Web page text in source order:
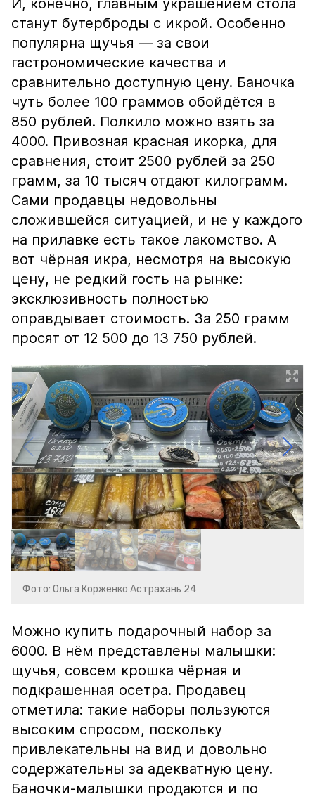
И, конечно, главным украшением стола
станут бутерброды с икрой. Особенно
популярна щучья — за свои
гастрономические качества и
сравнительно доступную цену. Баночка
чуть более 100 граммов обойдётся в
850 рублей. Полкило можно взять за
4000. Привозная красная икорка, для
сравнения, стоит 2500 рублей за 250
грамм, за 10 тысяч отдают килограмм.
Сами продавцы недовольны
сложившейся ситуацией, и не у каждого
на прилавке есть такое лакомство. А
вот чёрная икра, несмотря на высокую
цену, не редкий гость на рынке:
эксклюзивность полностью
оправдывает стоимость. За 250 грамм
просят от 12 500 до 13 750 рублей.
Фото: Ольга Корженко Астрахань 24
Можно купить подарочный набор за
6000. В нём представлены малышки:
щучья, совсем крошка чёрная и
подкрашенная осетра. Продавец
отметила: такие наборы пользуются
высоким спросом, поскольку
привлекательны на вид и довольно
содержательны за адекватную цену.
Баночки-малышки продаются и по